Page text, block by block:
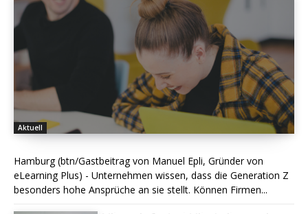
Aktuell
Hamburg (btn/Gastbeitrag von Manuel Epli, Gründer von
eLearning Plus) - Unternehmen wissen, dass die Generation Z
besonders hohe Ansprüche an sie stellt. Können Firmen...